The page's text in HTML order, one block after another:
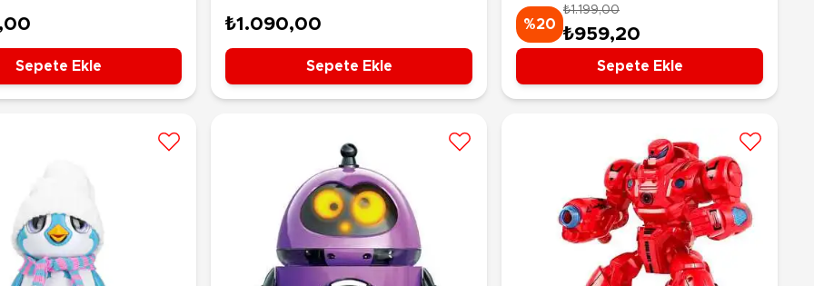
Sepete Ekle
₺1.090,00
Sepete Ekle
%20
₺1.199,00
₺959,20
Sepete Ekle